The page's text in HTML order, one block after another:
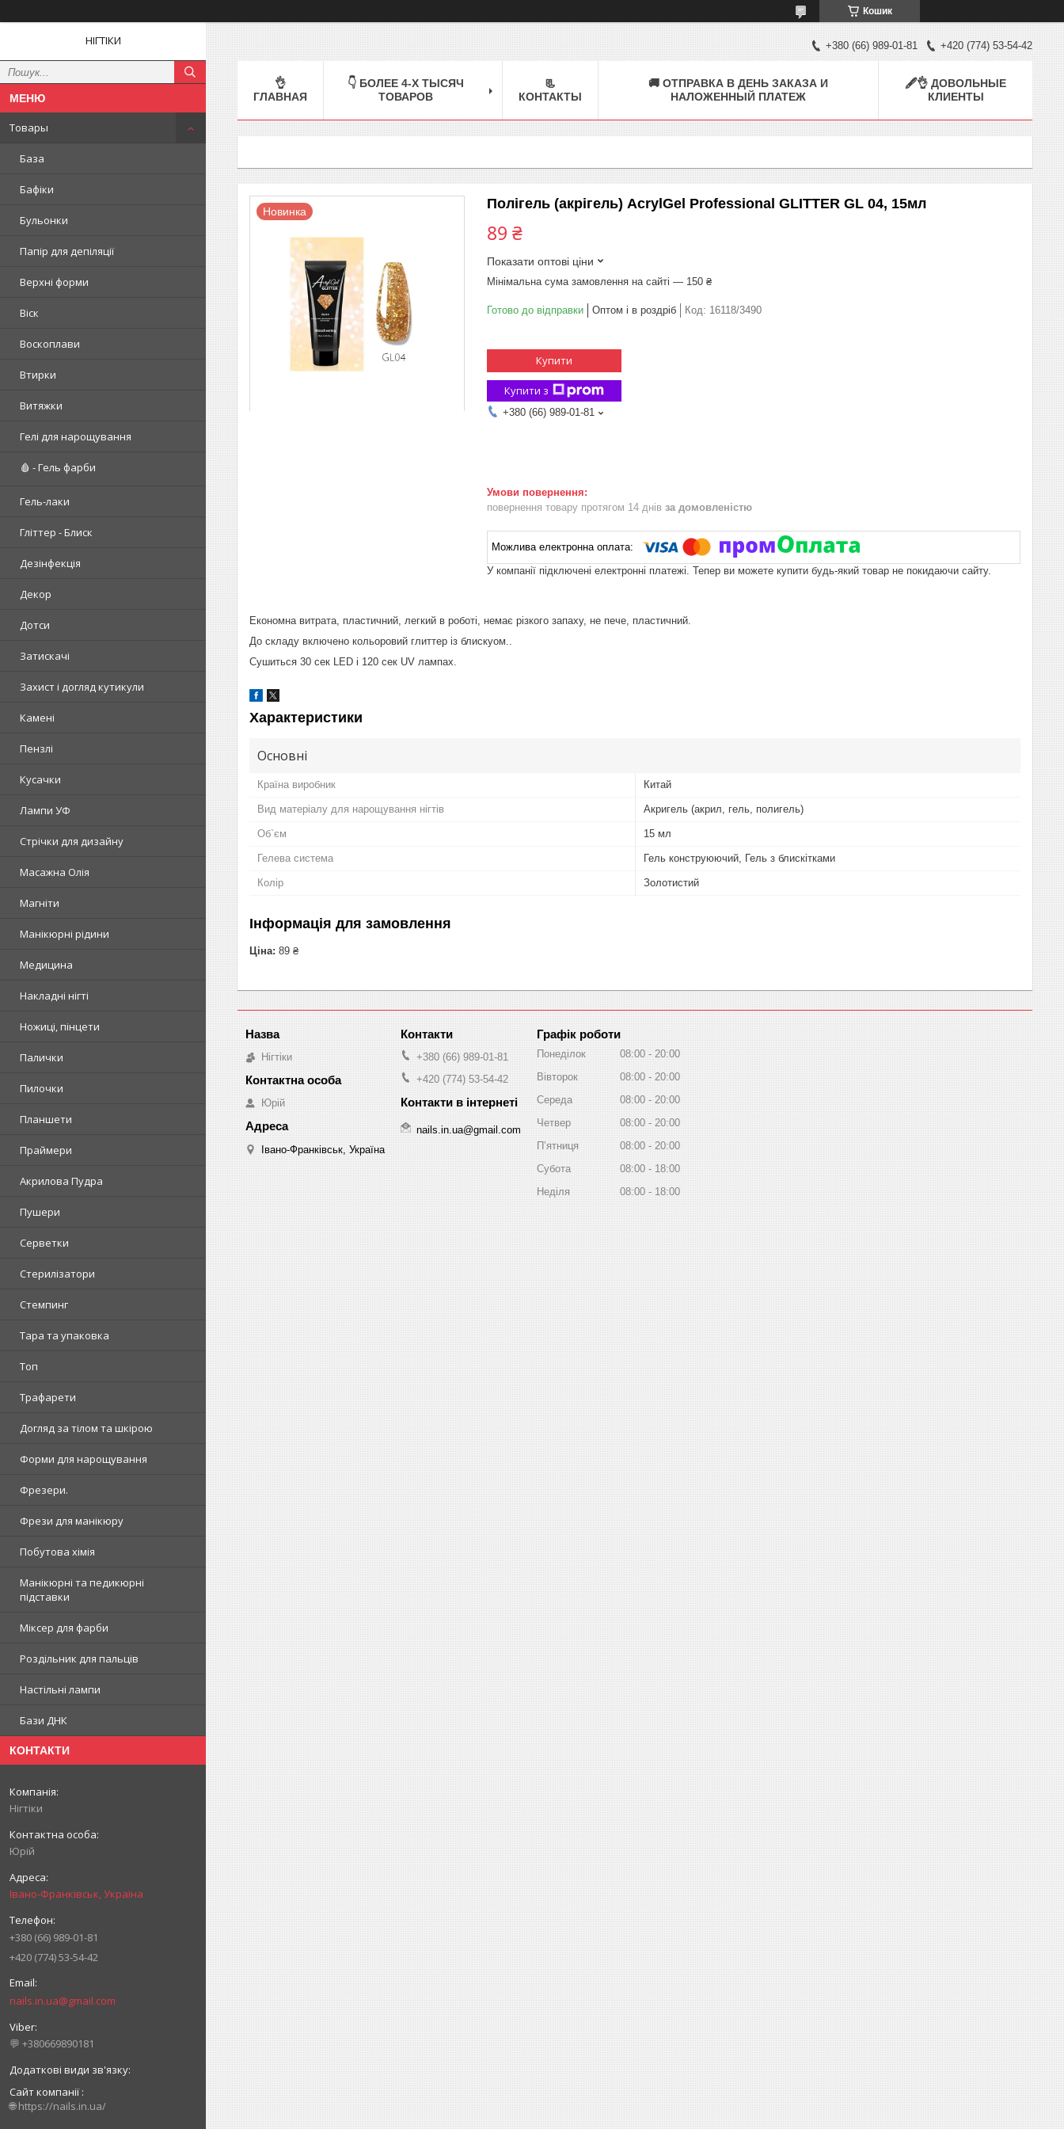
Кошик
НІГТІКИ
Товары
База
Бафіки
Бульонки
Папір для депіляції
Верхні форми
Віск
Воскоплави
Втирки
Витяжки
Гелі для нарощування
🩸 - Гель фарби
Гель-лаки
Гліттер - Блиск
Дезінфекція
Декор
Дотси
Затискачі
Захист і догляд кутикули
Камені
Пензлі
Кусачки
Лампи УФ
Стрічки для дизайну
Масажна Олія
Магніти
Манікюрні рідини
Медицина
Накладні нігті
Ножиці, пінцети
Палички
Пилочки
Планшети
Праймери
Акрилова Пудра
Пушери
Серветки
Стерилізатори
Стемпинг
Тара та упаковка
Топ
Трафарети
Догляд за тілом та шкірою
Форми для нарощування
Фрезери.
Фрези для манікюру
Побутова хімія
Манікюрні та педикюрні
підставки
Міксер для фарби
Роздільник для пальців
Настільні лампи
Бази ДНК
КОНТАКТИ
Нігтіки
Юрій
Івано-Франківськ, Україна
+380 (66) 989-01-81
+420 (774) 53-54-42
nails.in.ua@gmail.com
💬 +380669890181
Сайт компанії
🌐 https://nails.in.ua/
+380 (66) 989-01-81 +420 (774) 53-54-42
👌
ГЛАВНАЯ
👇 БОЛЕЕ 4-Х ТЫСЯЧ
ТОВАРОВ
📃
КОНТАКТЫ
🚚 ОТПРАВКА В ДЕНЬ ЗАКАЗА И
НАЛОЖЕННЫЙ ПЛАТЕЖ
🖋👌 ДОВОЛЬНЫЕ
КЛИЕНТЫ
Новинка Полігель (акрігель) AcrylGel Professional GLITTER GL 04, 15мл
89 ₴
Показати оптові ціни
Мінімальна сума замовлення на сайті — 150 ₴
Готово до відправки Оптом і в роздріб Код: 16118/3490
Купити
Купити з
+380 (66) 989-01-81
повернення товару протягом 14 днів за домовленістю
У компанії підключені електронні платежі. Тепер ви можете купити будь-який товар не покидаючи сайту.
Економна витрата, пластичний, легкий в роботі, немає різкого запаху, не пече, пластичний.
До складу включено кольоровий глиттер із блискуом..
Сушиться 30 сек LED і 120 сек UV лампах.
Характеристики
Основні
Країна виробник Китай
Вид матеріалу для нарощування нігтів Акригель (акрил, гель, полигель)
Об`єм 15 мл
Гелева система Гель конструюючий, Гель з блискітками
Колір Золотистий
Інформація для замовлення
Ціна: 89 ₴
Нігтіки
Юрій
Івано-Франківськ, Україна
+380 (66) 989-01-81
+420 (774) 53-54-42
nails.in.ua@gmail.com
Графік роботи
Понеділок 08:00
20:00
Вівторок
08:00
20:00
Середа
08:00
20:00
Четвер
08:00
20:00
Пʼятниця
08:00
20:00
Субота
08:00
18:00
Неділя
08:00 18:00